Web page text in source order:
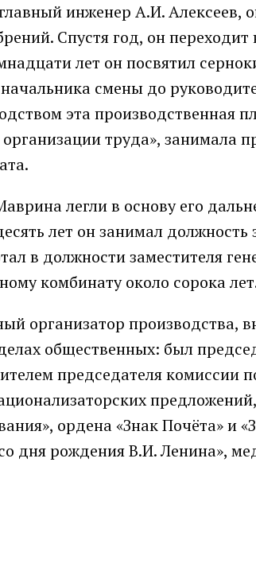
инженер А.И. Алексеев,
Спустя год, он переходит
лет он посвятил
смены до
эта производственная
труда», занимала
легли в основу его
лет он занимал должность
в должности заместителя
комбинату около сорока
организатор производства,
общественных: был
председателя комиссии
ордена «Знак Почёта» и
дня рождения В.И. Ленина»,